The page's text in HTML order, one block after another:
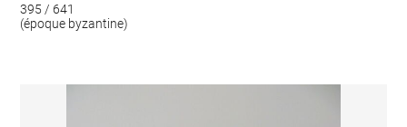
395 / 641
(époque byzantine)